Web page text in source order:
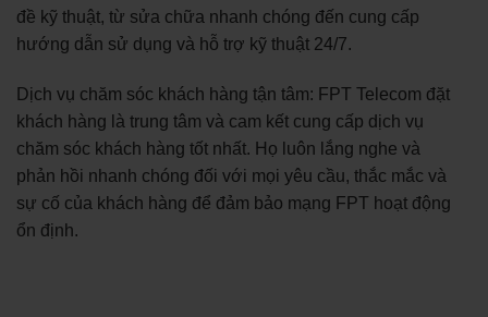
đề kỹ thuật, từ sửa chữa nhanh chóng đến cung cấp
hướng dẫn sử dụng và hỗ trợ kỹ thuật 24/7.
Dịch vụ chăm sóc khách hàng tận tâm: FPT Telecom đặt
khách hàng là trung tâm và cam kết cung cấp dịch vụ
chăm sóc khách hàng tốt nhất. Họ luôn lắng nghe và
phản hồi nhanh chóng đối với mọi yêu cầu, thắc mắc và
sự cố của khách hàng để đảm bảo mạng FPT hoạt động
ổn định.